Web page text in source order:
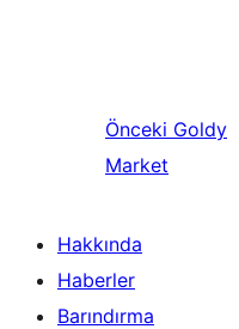
Önceki Goldy
Market
Hakkında
Haberler
Barındırma